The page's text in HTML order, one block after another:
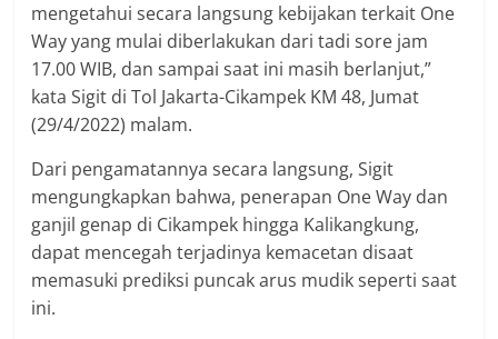
mengetahui secara langsung kebijakan terkait One
Way yang mulai diberlakukan dari tadi sore jam
17.00 WIB, dan sampai saat ini masih berlanjut,”
kata Sigit di Tol Jakarta-Cikampek KM 48, Jumat
(29/4/2022) malam.
Dari pengamatannya secara langsung, Sigit
mengungkapkan bahwa, penerapan One Way dan
ganjil genap di Cikampek hingga Kalikangkung,
dapat mencegah terjadinya kemacetan disaat
memasuki prediksi puncak arus mudik seperti saat
ini.